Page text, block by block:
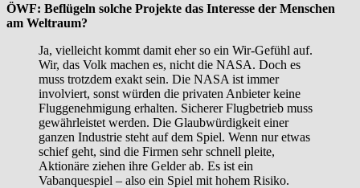
ÖWF: Beflügeln solche Projekte das Interesse der Menschen
am Weltraum?
Ja, vielleicht kommt damit eher so ein Wir-Gefühl auf.
Wir, das Volk machen es, nicht die NASA. Doch es
muss trotzdem exakt sein. Die NASA ist immer
involviert, sonst würden die privaten Anbieter keine
Fluggenehmigung erhalten. Sicherer Flugbetrieb muss
gewährleistet werden. Die Glaubwürdigkeit einer
ganzen Industrie steht auf dem Spiel. Wenn nur etwas
schief geht, sind die Firmen sehr schnell pleite,
Aktionäre ziehen ihre Gelder ab. Es ist ein
Vabanquespiel – also ein Spiel mit hohem Risiko.